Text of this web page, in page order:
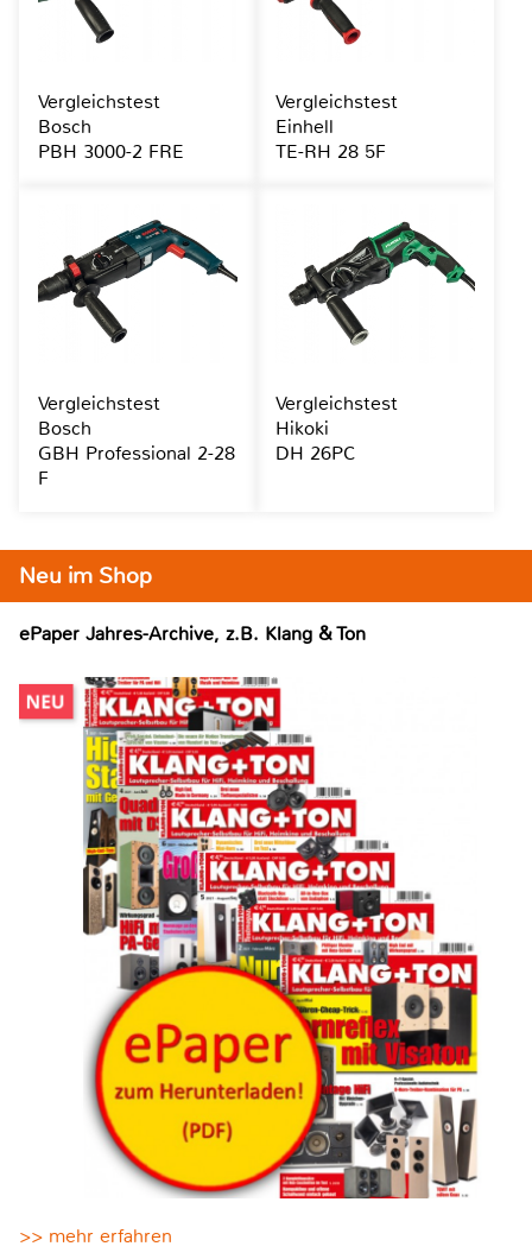
Neu im Shop
ePaper Jahres-Archive, z.B. Klang & Ton
>> mehr erfahren
Vergleichstest
Bosch
PBH 3000-2 FRE
Vergleichstest
Einhell
TE-RH 28 5F
Vergleichstest
Bosch
GBH Professional 2-28
F
Vergleichstest
Hikoki
DH 26PC